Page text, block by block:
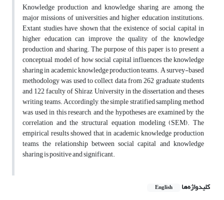
Knowledge production and knowledge sharing are among the
major missions of universities and higher education institutions.
Extant studies have shown that the existence of social capital in
higher education can improve the quality of the knowledge
production and sharing. The purpose of this paper is to present a
conceptual model of how social capital influences the knowledge
sharing in academic knowledge production teams. A survey-based
methodology was used to collect data from 262 graduate students
and 122 faculty of Shiraz University in the dissertation and theses
writing teams. Accordingly, the simple stratified sampling method
was used in this research, and the hypotheses are examined by the
correlation and the structural equation modeling (SEM). The
empirical results showed that, in academic knowledge production
teams, the relationship between social capital and knowledge
sharing is positive and significant.
کلیدواژه‌ها English